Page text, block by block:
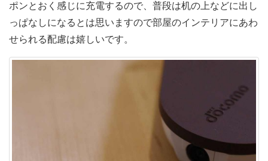
ポンとおく感じに充電するので、普段は机の上などに出し
っぱなしになるとは思いますので部屋のインテリアにあわ
せられる配慮は嬉しいです。